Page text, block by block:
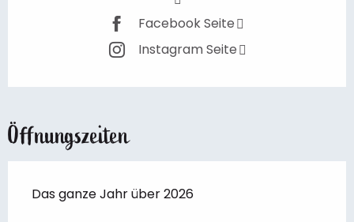
Facebook Seite
Instagram Seite
Öffnungszeiten
Das ganze Jahr über 2026